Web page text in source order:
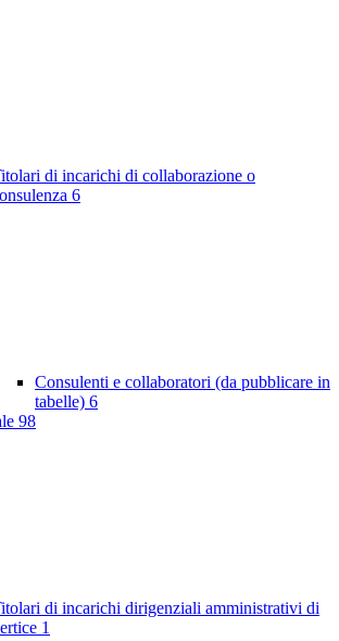
di incarichi di collaborazione o
6
Consulenti e collaboratori (da pubblicare in
tabelle) 6
98
di incarichi dirigenziali amministrativi di
1